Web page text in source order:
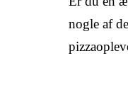
nogle af